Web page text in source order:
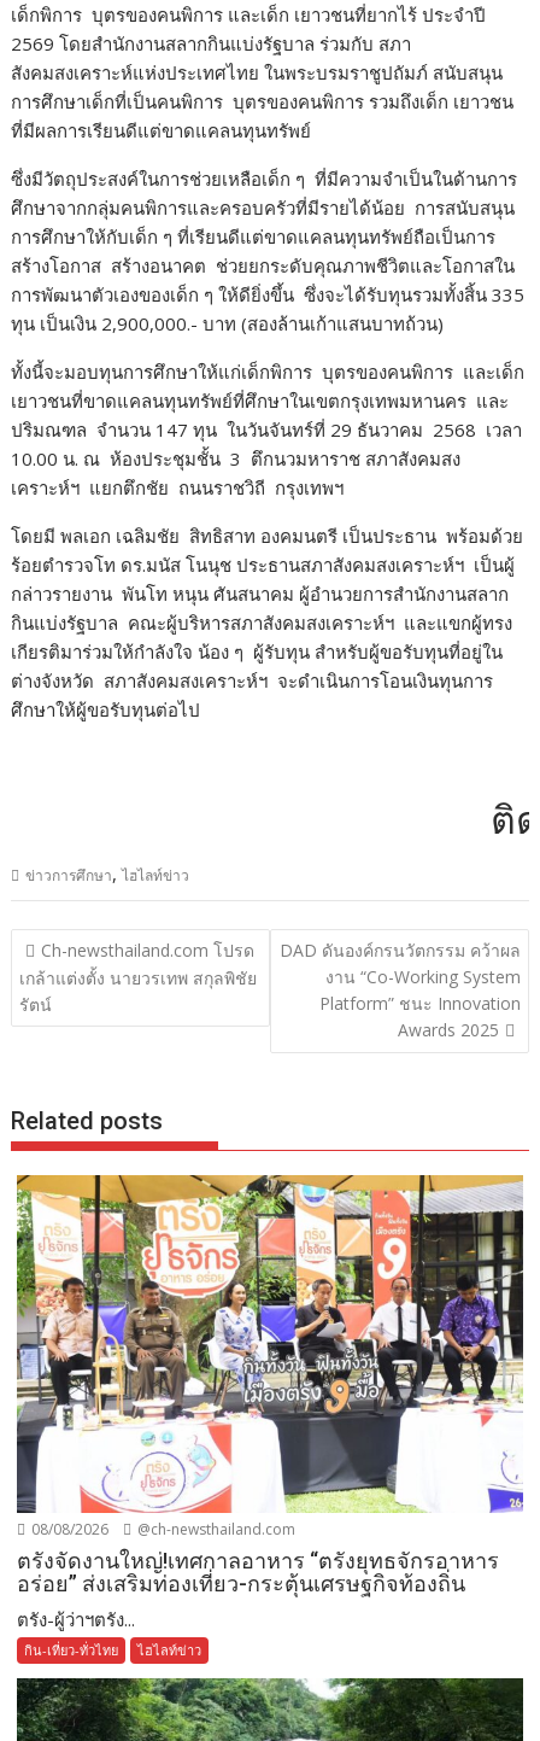
เด็กพิการ บุตรของคนพิการ และเด็ก เยาวชนที่ยากไร้ ประจำปี
2569 โดยสำนักงานสลากกินแบ่งรัฐบาล ร่วมกับ สภา
สังคมสงเคราะห์แห่งประเทศไทย ในพระบรมราชูปถัมภ์ สนับสนุน
การศึกษาเด็กที่เป็นคนพิการ บุตรของคนพิการ รวมถึงเด็ก เยาวชน
ที่มีผลการเรียนดีแต่ขาดแคลนทุนทรัพย์
ซึ่งมีวัตถุประสงค์ในการช่วยเหลือเด็ก ๆ ที่มีความจำเป็นในด้านการ
ศึกษาจากกลุ่มคนพิการและครอบครัวที่มีรายได้น้อย การสนับสนุน
การศึกษาให้กับเด็ก ๆ ที่เรียนดีแต่ขาดแคลนทุนทรัพย์ถือเป็นการ
สร้างโอกาส สร้างอนาคต ช่วยยกระดับคุณภาพชีวิตและโอกาสใน
การพัฒนาตัวเองของเด็ก ๆ ให้ดียิ่งขึ้น ซึ่งจะได้รับทุนรวมทั้งสิ้น 335
ทุน เป็นเงิน 2,900,000.- บาท (สองล้านเก้าแสนบาทถ้วน)
ทั้งนี้จะมอบทุนการศึกษาให้แก่เด็กพิการ บุตรของคนพิการ และเด็ก
เยาวชนที่ขาดแคลนทุนทรัพย์ที่ศึกษาในเขตกรุงเทพมหานคร และ
ปริมณฑล จำนวน 147 ทุน ในวันจันทร์ที่ 29 ธันวาคม 2568 เวลา
10.00 น. ณ ห้องประชุมชั้น 3 ตึกนวมหาราช สภาสังคมสง
เคราะห์ฯ แยกตึกชัย ถนนราชวิถี กรุงเทพฯ
โดยมี พลเอก เฉลิมชัย สิทธิสาท องคมนตรี เป็นประธาน พร้อมด้วย
ร้อยตำรวจโท ดร.มนัส โนนุช ประธานสภาสังคมสงเคราะห์ฯ เป็นผู้
กล่าวรายงาน พันโท หนุน ศันสนาคม ผู้อำนวยการสำนักงานสลาก
กินแบ่งรัฐบาล คณะผู้บริหารสภาสังคมสงเคราะห์ฯ และแขกผู้ทรง
เกียรติมาร่วมให้กำลังใจ น้อง ๆ ผู้รับทุน สำหรับผู้ขอรับทุนที่อยู่ใน
ต่างจังหวัด สภาสังคมสงเคราะห์ฯ จะดำเนินการโอนเงินทุนการ
ศึกษาให้ผู้ขอรับทุนต่อไป
ติดต่
ข่าวการศึกษา,ไฮไลท์ข่าว
แนะแนว
เรื่อง
Ch-newsthailand.com โปรด
เกล้าแต่งตั้ง นายวรเทพ สกุลพิชัย
รัตน์
DAD ดันองค์กรนวัตกรรม คว้าผล
งาน “Co-Working System
Platform” ชนะ Innovation
Awards 2025
Related posts
08/08/2026 @ch-newsthailand.com
ตรังจัดงานใหญ่!เทศกาลอาหาร “ตรังยุทธจักรอาหาร
อร่อย” ส่งเสริมท่องเที่ยว-กระตุ้นเศรษฐกิจท้องถิ่น
ตรัง-ผู้ว่าฯตรัง...
กิน-เที่ยว-ทั่วไทย ไฮไลท์ข่าว